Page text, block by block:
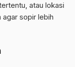
atau lokasi
sopir lebih